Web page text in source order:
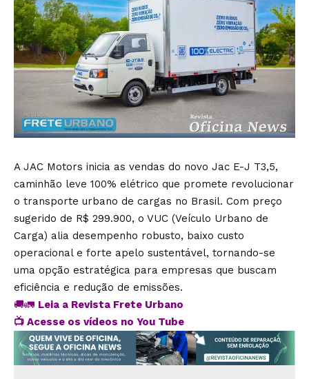
A JAC Motors inicia as vendas do novo Jac E-J T3,5,
caminhão leve 100% elétrico que promete revolucionar
o transporte urbano de cargas no Brasil. Com preço
sugerido de R$ 299.900, o VUC (Veículo Urbano de
Carga) alia desempenho robusto, baixo custo
operacional e forte apelo sustentável, tornando-se
uma opção estratégica para empresas que buscam
eficiência e redução de emissões.
🚚🚛 Leia a Revista Frete Urbano
📺 Acesse os vídeos no You Tube